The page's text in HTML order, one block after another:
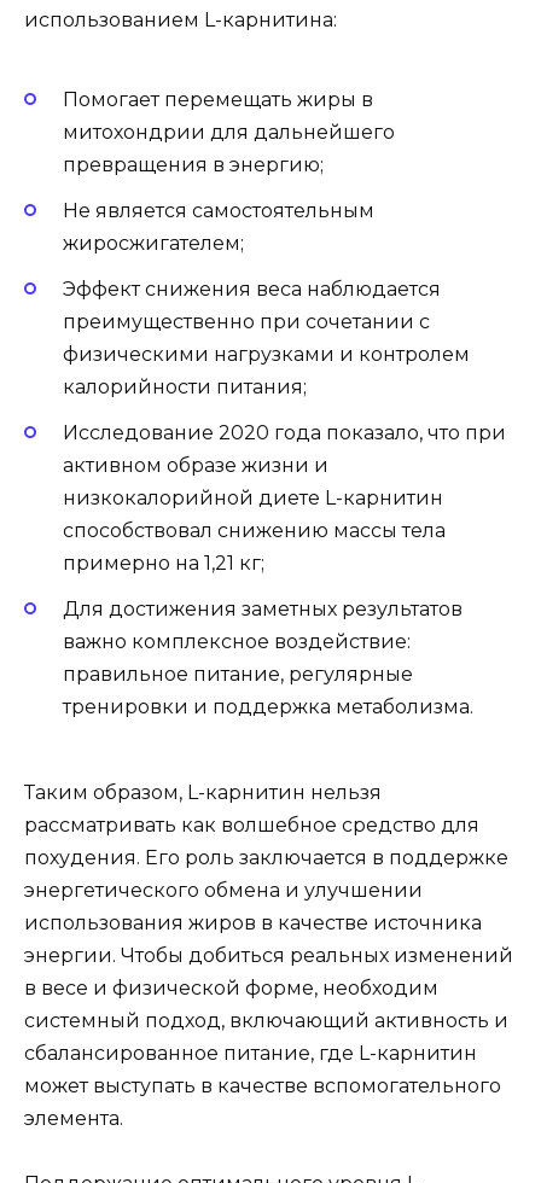
использованием L-карнитина:
Помогает перемещать жиры в
митохондрии для дальнейшего
превращения в энергию;
Не является самостоятельным
жиросжигателем;
Эффект снижения веса наблюдается
преимущественно при сочетании с
физическими нагрузками и контролем
калорийности питания;
Исследование 2020 года показало, что при
активном образе жизни и
низкокалорийной диете L-карнитин
способствовал снижению массы тела
примерно на 1,21 кг;
Для достижения заметных результатов
важно комплексное воздействие:
правильное питание, регулярные
тренировки и поддержка метаболизма.
Таким образом, L-карнитин нельзя
рассматривать как волшебное средство для
похудения. Его роль заключается в поддержке
энергетического обмена и улучшении
использования жиров в качестве источника
энергии. Чтобы добиться реальных изменений
в весе и физической форме, необходим
системный подход, включающий активность и
сбалансированное питание, где L-карнитин
может выступать в качестве вспомогательного
элемента.